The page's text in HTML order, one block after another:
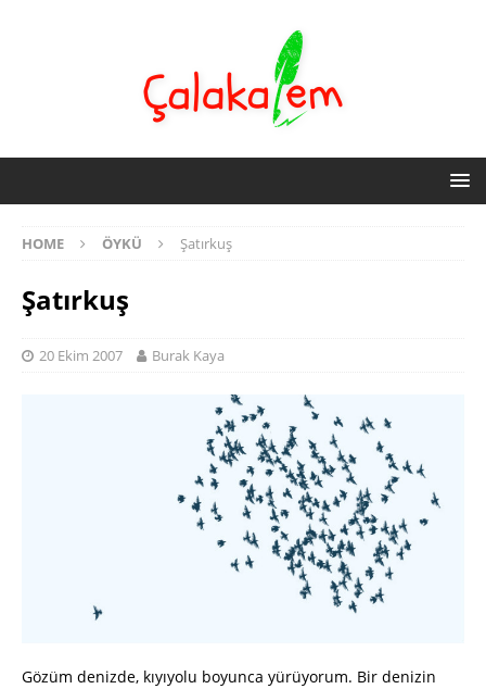
HOME ÖYKÜ Şatırkuş
Şatırkuş
20 Ekim 2007 Burak Kaya
Gözüm denizde, kıyıyolu boyunca yürüyorum. Bir denizin